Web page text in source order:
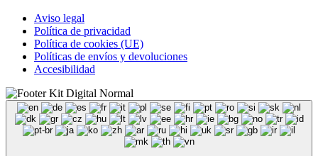
Aviso legal
Política de privacidad
Política de cookies (UE)
Políticas de envíos y devoluciones
Accesibilidad